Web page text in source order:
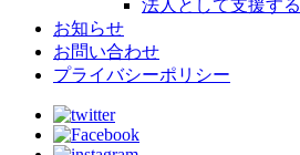
法人として支援する
お知らせ
お問い合わせ
プライバシーポリシー